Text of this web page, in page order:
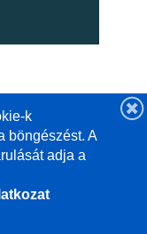
k
böngészést. A
adja a